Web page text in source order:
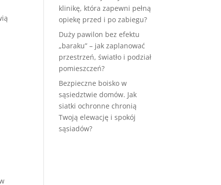
klinikę, która zapewni pełną
opiekę przed i po zabiegu?
Duży pawilon bez efektu
„baraku” – jak zaplanować
przestrzeń, światło i podział
pomieszczeń?
Bezpieczne boisko w
sąsiedztwie domów. Jak
siatki ochronne chronią
Twoją elewację i spokój
sąsiadów?